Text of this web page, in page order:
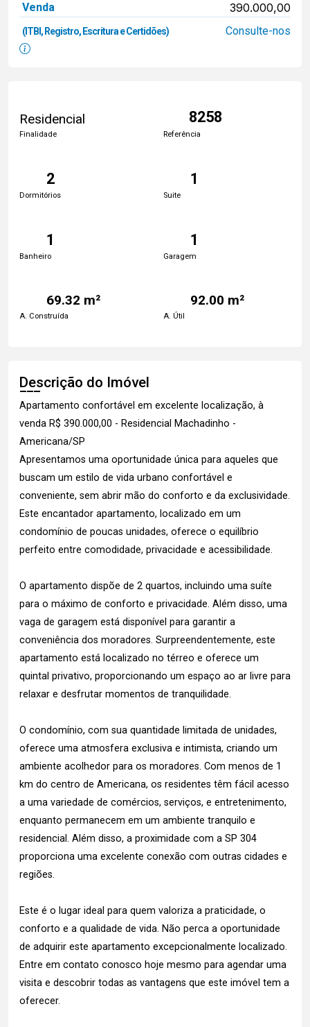
Venda
390.000,00
(ITBI, Registro, Escritura e Certidões) Consulte-nos
Residencial
Finalidade
8258
Referência
2
Dormitórios
1
Suite
1
Banheiro
1
Garagem
69.32 m²
A. Construída
92.00 m²
A. Útil
Descrição do Imóvel
Apartamento confortável em excelente localização, à
venda R$ 390.000,00 - Residencial Machadinho -
Americana/SP
Apresentamos uma oportunidade única para aqueles que
buscam um estilo de vida urbano confortável e
conveniente, sem abrir mão do conforto e da exclusividade.
Este encantador apartamento, localizado em um
condomínio de poucas unidades, oferece o equilíbrio
perfeito entre comodidade, privacidade e acessibilidade.
O apartamento dispõe de 2 quartos, incluindo uma suíte
para o máximo de conforto e privacidade. Além disso, uma
vaga de garagem está disponível para garantir a
conveniência dos moradores. Surpreendentemente, este
apartamento está localizado no térreo e oferece um
quintal privativo, proporcionando um espaço ao ar livre para
relaxar e desfrutar momentos de tranquilidade.
O condomínio, com sua quantidade limitada de unidades,
oferece uma atmosfera exclusiva e intimista, criando um
ambiente acolhedor para os moradores. Com menos de 1
km do centro de Americana, os residentes têm fácil acesso
a uma variedade de comércios, serviços, e entretenimento,
enquanto permanecem em um ambiente tranquilo e
residencial. Além disso, a proximidade com a SP 304
proporciona uma excelente conexão com outras cidades e
regiões.
Este é o lugar ideal para quem valoriza a praticidade, o
conforto e a qualidade de vida. Não perca a oportunidade
de adquirir este apartamento excepcionalmente localizado.
Entre em contato conosco hoje mesmo para agendar uma
visita e descobrir todas as vantagens que este imóvel tem a
oferecer.